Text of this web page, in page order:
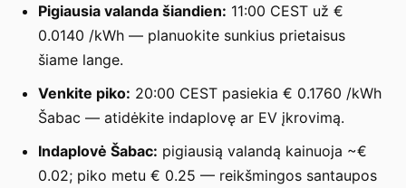
Pigiausia valanda šiandien: 11:00 CEST už €
0.0140 /kWh — planuokite sunkius prietaisus
šiame lange.
Venkite piko: 20:00 CEST pasiekia € 0.1760 /kWh
Šabac — atidėkite indaplovę ar EV įkrovimą.
Indaplovė Šabac: pigiausią valandą kainuoja ~€
0.02; piko metu € 0.25 — reikšmingos santaupos